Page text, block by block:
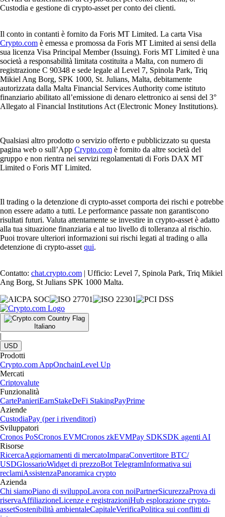
Custodia e gestione di crypto-asset per conto dei clienti.
Il conto in contanti è fornito da Foris MT Limited. La carta Visa
Crypto.com è emessa e promossa da Foris MT Limited ai sensi della
sua licenza Visa Principal Member (Issuing). Foris MT Limited è una
società a responsabilità limitata costituita a Malta, con numero di
registrazione C 90348 e sede legale al Level 7, Spinola Park, Triq
Mikiel Ang Borg, SPK 1000, St. Julians, Malta, debitamente
autorizzata dalla Malta Financial Services Authority come istituto
finanziario abilitato all’emissione di denaro elettronico ai sensi del 3°
Allegato al Financial Institutions Act (Electronic Money Institutions).
Qualsiasi altro prodotto o servizio offerto e pubblicizzato su questa
pagina web o sull’App Crypto.com è fornito da altre società del
gruppo e non rientra nei servizi regolamentati di Foris DAX MT
Limited o Foris MT Limited.
Il trading o la detenzione di crypto-asset comporta dei rischi e potrebbe
non essere adatto a tutti. Le performance passate non garantiscono
risultati futuri. Valuta attentamente se investire in crypto-asset è adatto
alla tua situazione finanziaria e al tuo livello di tolleranza al rischio.
Puoi trovare ulteriori informazioni sui rischi legati al trading o alla
detenzione di crypto-asset qui.
Contatto: chat.crypto.com | Ufficio: Level 7, Spinola Park, Triq Mikiel
Ang Borg, St Julians SPK 1000 Malta.
Italiano
|
USD
Prodotti
Crypto.com AppOnchainLevel Up
Mercati
Criptovalute
Funzionalità
CartePanieriEarnStakeDeFi StakingPayPrime
Aziende
CustodiaPay (per i rivenditori)
Sviluppatori
Cronos PoSCronos EVMCronos zkEVMPay SDKSDK agenti AI
Risorse
RicercaAggiornamenti di mercatoImparaConvertitore BTC/
USDGlossarioWidget di prezzoBot TelegramInformativa sui
reclamiAssistenzaPanoramica crypto
Azienda
Chi siamoPiano di sviluppoLavora con noiPartnerSicurezzaProva di
riservaAffiliazioneLicenze e registrazioniHub esplorazione crypto-
assetSostenibilità ambientaleCapitaleVerificaPolitica sui conflitti di